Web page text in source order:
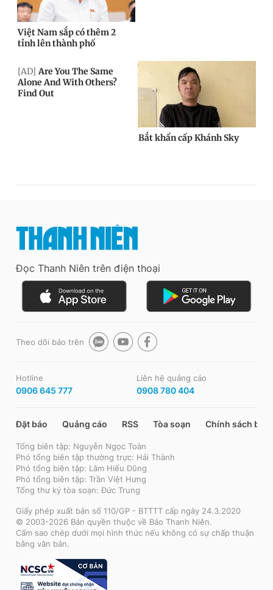
Đọc Thanh Niên trên điện thoại
Theo dõi báo trên
Hotline
0906 645 777
Liên hệ quảng cáo
0908 780 404
Đặt báo Quảng cáo RSS Tòa soạn Chính sách bảo
Tổng biên tập: Nguyễn Ngọc Toàn
Phó tổng biên tập thường trực: Hải Thành
Phó tổng biên tập: Lâm Hiếu Dũng
Phó tổng biên tập: Trần Việt Hưng
Tổng thư ký tòa soạn: Đức Trung
Giấy phép xuất bản số 110/GP - BTTTT cấp ngày 24.3.2020
© 2003-2026 Bản quyền thuộc về Báo Thanh Niên.
Cấm sao chép dưới mọi hình thức nếu không có sự chấp thuận
bằng văn bản.